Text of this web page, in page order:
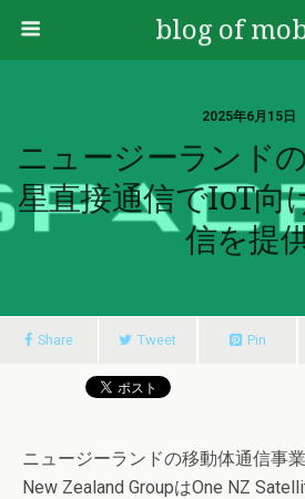
blog of
2025年6月15日
ニュージーランド
星直接通信でIoT向
信を提
Share Tweet Pin
ニュージーランドの移動体通信事
New Zealand GroupはOne NZ